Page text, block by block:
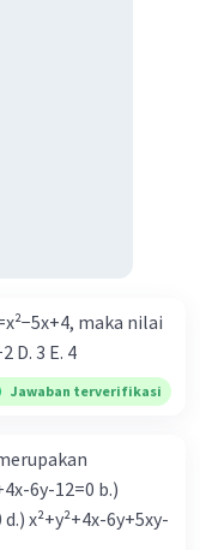
maka nilai
D. 3 E. 4
Jawaban terverifikasi
x²+y²+4x-6y+5xy-